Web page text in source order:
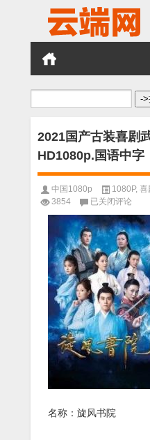
搜
2021国产古装喜剧
HD1080p.国语中字
中国1080p 1080P, 喜
3854
2021
国
产
古
装
喜
剧
武
侠
《旋
风
书
院》
HD1080p.
语
字
已关闭评论
名称：旋风书院